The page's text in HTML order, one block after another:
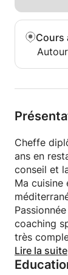
Cours
Cheffe
ans en
conseil et
Ma cuisine
coaching
très
J’aime
et tips
Lire la suite